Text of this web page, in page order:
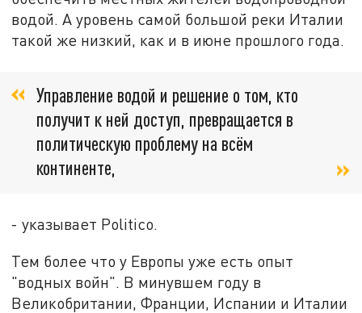
водой. А уровень самой большой реки Италии
такой же низкий, как и в июне прошлого года.
Управление водой и решение о том, кто
получит к ней доступ, превращается в
политическую проблему на всём
континенте,
- указывает Politico.
Тем более что у Европы уже есть опыт
"водных войн". В минувшем году в
Великобритании, Франции, Испании и Италии